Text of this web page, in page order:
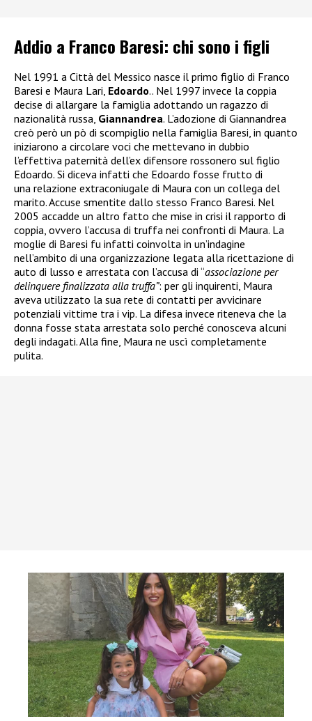
Addio a Franco Baresi: chi sono i figli
Nel 1991 a Città del Messico nasce il primo figlio di Franco
Baresi e Maura Lari, Edoardo.. Nel 1997 invece la coppia
decise di allargare la famiglia adottando un ragazzo di
nazionalità russa, Giannandrea. L’adozione di Giannandrea
creò però un pò di scompiglio nella famiglia Baresi, in quanto
iniziarono a circolare voci che mettevano in dubbio
l’effettiva paternità dell’ex difensore rossonero sul figlio
Edoardo. Si diceva infatti che Edoardo fosse frutto di
una relazione extraconiugale di Maura con un collega del
marito. Accuse smentite dallo stesso Franco Baresi. Nel
2005 accadde un altro fatto che mise in crisi il rapporto di
coppia, ovvero l’accusa di truffa nei confronti di Maura. La
moglie di Baresi fu infatti coinvolta in un’indagine
nell’ambito di una organizzazione legata alla ricettazione di
auto di lusso e arrestata con l’accusa di “associazione per
delinquere finalizzata alla truffa”: per gli inquirenti, Maura
aveva utilizzato la sua rete di contatti per avvicinare
potenziali vittime tra i vip. La difesa invece riteneva che la
donna fosse stata arrestata solo perché conosceva alcuni
degli indagati. Alla fine, Maura ne uscì completamente
pulita.